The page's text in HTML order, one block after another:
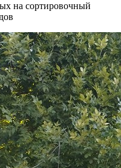
на сортировочный